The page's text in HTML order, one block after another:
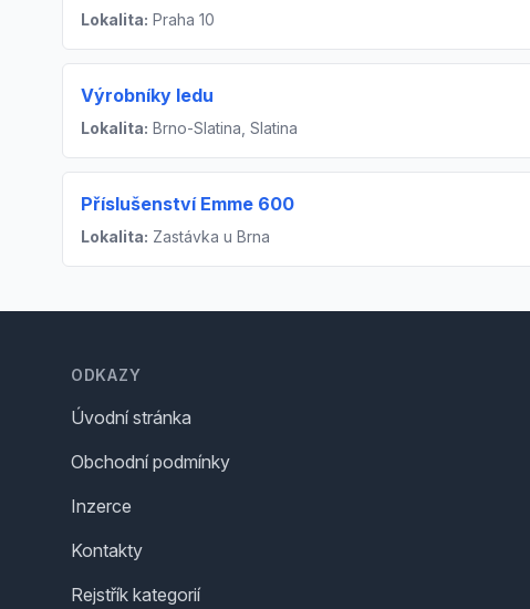
Lokalita: Praha 10
Výrobníky ledu
Lokalita: Brno-Slatina, Slatina
Příslušenství Emme 600
Lokalita: Zastávka u Brna
ODKAZY
Úvodní stránka
Obchodní podmínky
Inzerce
Kontakty
Rejstřík kategorií